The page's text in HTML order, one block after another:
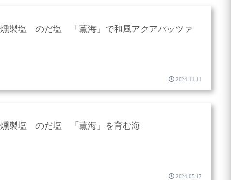
燻製塩 のだ塩 「薫海」で和風アクアパッツァ
2024.11.11
燻製塩 のだ塩 「薫海」を育む海
2024.05.17